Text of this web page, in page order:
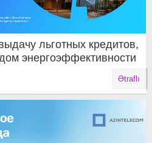
льготных кредитов,
энергоэффективности
Ətraflı